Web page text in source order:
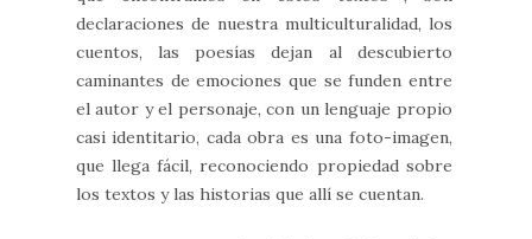
declaraciones de nuestra multiculturalidad, los
cuentos, las poesías dejan al descubierto
caminantes de emociones que se funden entre
el autor y el personaje, con un lenguaje propio
casi identitario, cada obra es una foto-imagen,
que llega fácil, reconociendo propiedad sobre
los textos y las historias que allí se cuentan.